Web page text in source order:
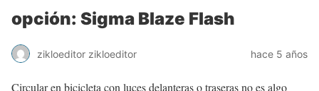
opción: Sigma Blaze Flash
zikloeditor zikloeditor hace 5 años
Circular en bicicleta con luces delanteras o traseras no es algo